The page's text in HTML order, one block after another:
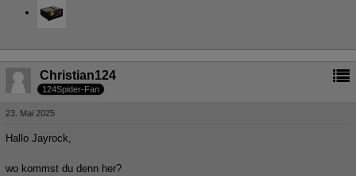
Christian124
124Spider-Fan
23. Mai 2025
Hallo Jayrock,
wo kommst du denn her?